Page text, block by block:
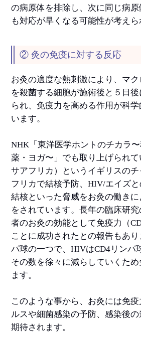
の病原体を排除し、次に同じ病
も対応が早くなる可能性が考えら
② 灸の免疫に対する反応
お灸の適度な熱刺激により、マ
を殺菌する細胞が施術後と５日
られ、免疫力を高める作用が科
います。
NHK「東洋医学ホントのチカラ
薬・ヨガ〜」でも取り上げられ
サアフリカ）というイギリスの
フリカで結核予防、HIV/エイズ
結核といった脅威をお灸の働き
をされています。長年の臨床研
者のお灸の効能として免疫力（
ことに成功されたとの報告もあ
パ球の一つで、HIVはCD4リンパ
その数を徐々に減らしていくた
ます。
このような事から、お灸には免
ルスや細菌感染の予防、感染後
期待されます。